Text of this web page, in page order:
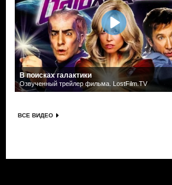
В поисках галактики
Озвученный трейлер фильма. LostFilm.TV
ВСЕ ВИДЕО